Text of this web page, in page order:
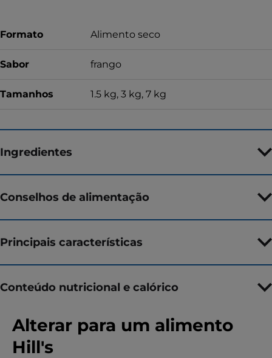
Formato Alimento seco
Sabor frango
Tamanhos 1.5 kg, 3 kg, 7 kg
Ingredientes
Conselhos de alimentação
Principais características
Conteúdo nutricional e calórico
Alterar para um alimento
Hill's